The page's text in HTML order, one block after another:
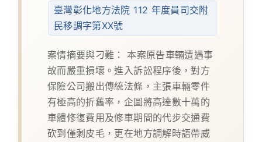
臺灣彰化地方法院 112 年度員司交附
民移調字第XX號
案情摘要與刁難：
本案原告車輛遭遇事
故而嚴重損壞。進入訴訟程序後，對方
保險公司搬出傳統法條，主張車輛零件
有極高的折舊率，企圖將高達數十萬的
車體修復費用及修車期間的代步交通費
砍到僅剩皮毛，更在地方調解時語帶威